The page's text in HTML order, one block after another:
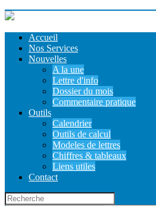
Accueil
Nos Services
Nouvelles
A la une
Lettre d'info
Dossier du mois
Commentaire pratique
Outils
Calendrier
Outils de calcul
Modeles de lettres
Chiffres & tableaux
Liens utiles
Contact
Recherche